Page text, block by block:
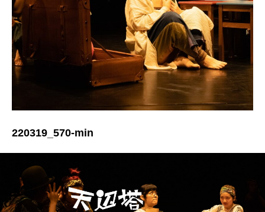
220319_570-min